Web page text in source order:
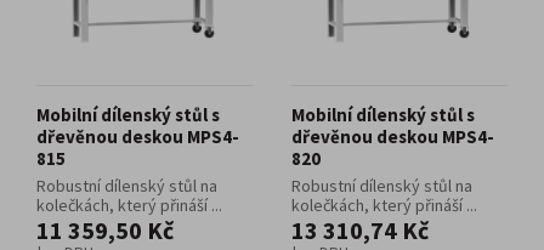
Mobilní dílenský stůl s
dřevěnou deskou MPS4-
815
Robustní dílenský stůl na
kolečkách, který přináší ...
11 359,50 Kč
Mobilní dílenský stůl s
dřevěnou deskou MPS4-
820
Robustní dílenský stůl na
kolečkách, který přináší ...
13 310,74 Kč